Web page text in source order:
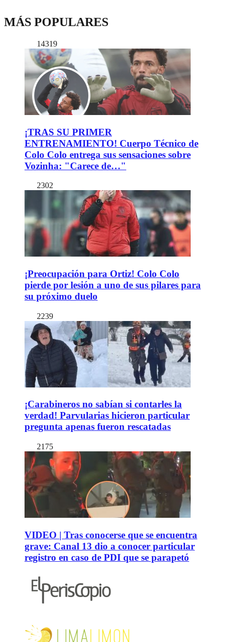
MÁS POPULARES
14319
¡TRAS SU PRIMER
ENTRENAMIENTO! Cuerpo Técnico de
Colo Colo entrega sus sensaciones sobre
Vozinha: "Carece de…"
2302
¡Preocupación para Ortiz! Colo Colo
pierde por lesión a uno de sus pilares para
su próximo duelo
2239
¡Carabineros no sabían si contarles la
verdad! Parvularias hicieron particular
pregunta apenas fueron rescatadas
2175
VIDEO | Tras conocerse que se encuentra
grave: Canal 13 dio a conocer particular
registro en caso de PDI que se parapetó